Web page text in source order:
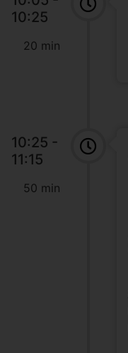
10:25
20 min
10:25 -
11:15
50 min